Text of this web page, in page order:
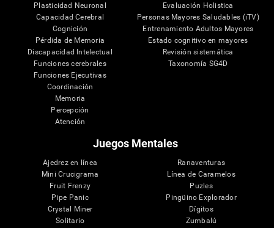
Plasticidad Neuronal
Capacidad Cerebral
Cognición
Pérdida de Memoria
Discapacidad Intelectual
Funciones cerebrales
Funciones Ejecutivas
Coordinación
Memoria
Percepción
Atención
Evaluación Holistica
Personas Mayores Saludables (iTV)
Entrenamiento Adultos Mayores
Estado cognitivo en mayores
Revisión sistemática
Taxonomía SG4D
Juegos Mentales
Ajedrez en línea
Mini Crucigrama
Fruit Frenzy
Pipe Panic
Crystal Miner
Solitario
Ranaventuras
Línea de Caramelos
Puzles
Pingüino Explorador
Dígitos
Zumbalú